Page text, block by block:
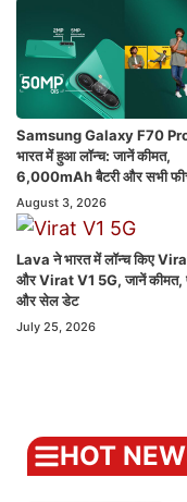
Samsung Galaxy F70
भारत में हुआ लॉन्च: जानें कीमत,
6,000mAh बैटरी और सभी
August 3, 2026
Lava ने भारत में लॉन्च किए
और Virat V1 5G, जानें कीमत,
और सेल डेट
July 25, 2026
HOT